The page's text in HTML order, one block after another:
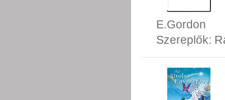
E.Gordon
Szereplők: